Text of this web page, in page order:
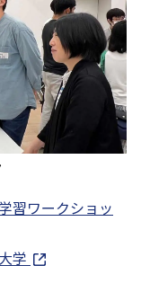
習ワークショッ
学